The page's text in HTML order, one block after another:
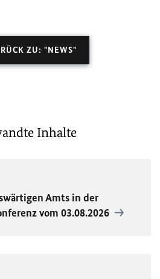
ZU: "NEWS"
Inhalte
Amts in der
vom 03.08.2026